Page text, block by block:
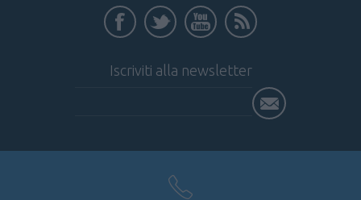
Iscriviti alla newsletter